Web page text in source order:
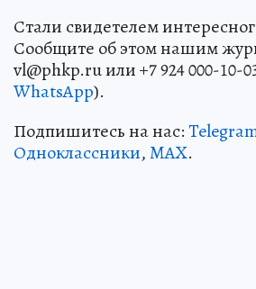
Стали свидетелем
Сообщите об этом нашим
vl@phkp.ru или +7 924 000-10-
WhatsApp).
Подпишитесь на нас:
Одноклассники,MAX.